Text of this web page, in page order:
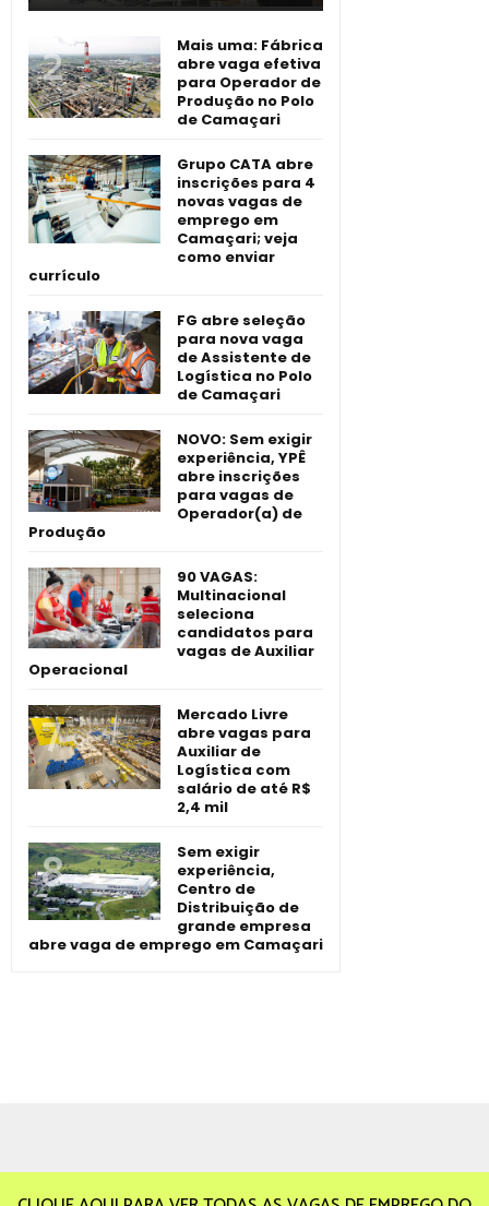
Mais uma: Fábrica
abre vaga efetiva
para Operador de
Produção no Polo
de Camaçari
Grupo CATA abre
inscrições para 4
novas vagas de
emprego em
Camaçari; veja
como enviar
currículo
FG abre seleção
para nova vaga
de Assistente de
Logística no Polo
de Camaçari
NOVO: Sem exigir
experiência, YPÊ
abre inscrições
para vagas de
Operador(a) de
Produção
90 VAGAS:
Multinacional
seleciona
candidatos para
vagas de Auxiliar
Operacional
Mercado Livre
abre vagas para
Auxiliar de
Logística com
salário de até R$
2,4 mil
Sem exigir
experiência,
Centro de
Distribuição de
grande empresa
abre vaga de emprego em Camaçari